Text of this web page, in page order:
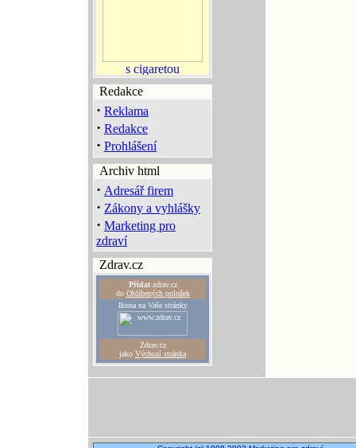
Redakce
· Reklama
· Redakce
· Prohlášení
Archiv html
· Adresář firem
· Zákony a vyhlášky
· Marketing pro
zdraví
Zdrav.cz
Přidatzdrav.cz
do Oblíbených položek
Ikona na Vaše stránky
Zdrav.cz
jako Výchozí stránka